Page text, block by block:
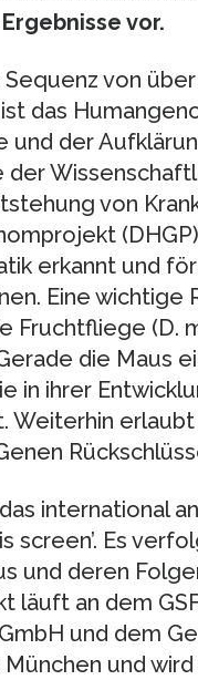
vor.
von
das
und der
von
erkannt und
Eine wichtige
Fruchtfliege (D.
die Maus
in ihrer
Weiterhin
international
screen’. Es
und deren
läuft an dem
und dem
und